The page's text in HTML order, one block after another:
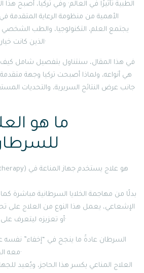
الطبية تأثيرًا في العالم· وفي تركيا، أصبح هذا
الأهمية من منظومة الرعاية المتقدمة في
يجتمع العلم، التكنولوجيا، والطب
الذين كانت خياراتهم محدودة في الماضي·
في هذا المقال، سنتناول بتفصيل شامل كيف
هي أنواعه، ولماذا أصبحت تركيا وجهة متقدمة
جانب عرض النتائج السريرية، والتحديات
ما هو
بدلًا من مهاجمة الخلايا السرطانية مباشرة
الإشعاعي، يعمل هذا النوع من العلاج على
أو تعزيزه ليتعرف على الخلايا السرطانية ويدمرها·
السرطان عادةً ما ينجح في “إخفاء” نفسه
معه الجسم وكأنه نسيج طبيعي·
العلاج المناعي يكسر هذا الحاجز، ويُعيد